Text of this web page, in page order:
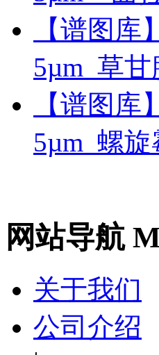
【谱图库
5µm_草
【谱图库
5µm_螺
网站导航
关于我们
公司介绍